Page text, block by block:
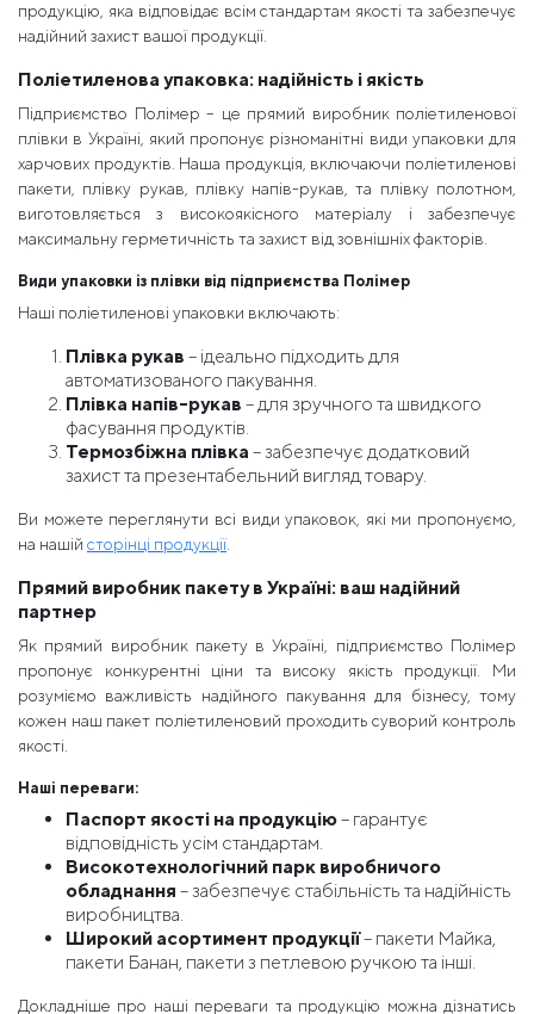
продукцію, яка відповідає всім стандартам якості та забезпечує
надійний захист вашої продукції.
Поліетиленова упаковка: надійність і якість
Підприємство Полімер – це прямий виробник поліетиленової
плівки в Україні, який пропонує різноманітні види упаковки для
харчових продуктів. Наша продукція, включаючи поліетиленові
пакети, плівку рукав, плівку напів-рукав, та плівку полотном,
виготовляється з високоякісного матеріалу і забезпечує
максимальну герметичність та захист від зовнішніх факторів.
Види упаковки із плівки від підприємства Полімер
Наші поліетиленові упаковки включають:
Плівка рукав – ідеально підходить для
автоматизованого пакування.
Плівка напів-рукав – для зручного та швидкого
фасування продуктів.
Термозбіжна плівка – забезпечує додатковий
захист та презентабельний вигляд товару.
Ви можете переглянути всі види упаковок, які ми пропонуємо,
на нашій сторінці продукції.
Прямий виробник пакету в Україні: ваш надійний
партнер
Як прямий виробник пакету в Україні, підприємство Полімер
пропонує конкурентні ціни та високу якість продукції. Ми
розуміємо важливість надійного пакування для бізнесу, тому
кожен наш пакет поліетиленовий проходить суворий контроль
якості.
Наші переваги:
Паспорт якості на продукцію– гарантує
відповідність усім стандартам.
Високотехнологічний парк виробничого
обладнання – забезпечує стабільність та надійність
виробництва.
Широкий асортимент продукції– пакети Майка,
пакети Банан, пакети з петлевою ручкою та інші.
Докладніше про наші переваги та продукцію можна дізнатись